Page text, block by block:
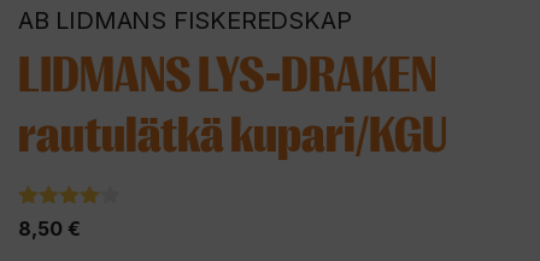
AB LIDMANS FISKEREDSKAP
LIDMANS LYS-DRAKEN
rautulätkä kupari/KGU
4.00
5:stä
8,50 €